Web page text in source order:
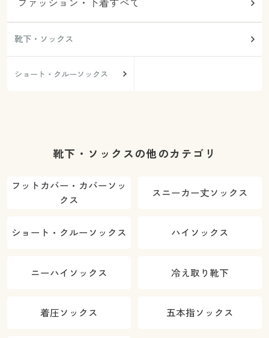
ファッション・下着すべて
靴下・ソックス
ショート・クルーソックス
靴下・ソックスの他のカテゴリ
フットカバー・カバーソッ
クス
スニーカー丈ソックス
ショート・クルーソックス ハイソックス
ニーハイソックス 冷え取り靴下
着圧ソックス 五本指ソックス